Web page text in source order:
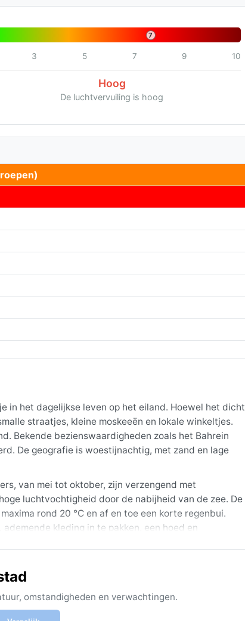
7
3 5 7 9 10
Hoog
De luchtvervuiling is hoog
in het dagelijkse leven op het eiland. Hoewel het dicht
straatjes, kleine moskeeën en lokale winkeltjes.
Bekende bezienswaardigheden zoals het Bahrein
De geografie is woestijnachtig, met zand en lage
van mei tot oktober, zijn verzengend met
luchtvochtigheid door de nabijheid van de zee. De
rond 20 °C en af en toe een korte regenbui.
kleding in te pakken, een hoed en
stofwolken op jaagt en het zicht kan beperken.
extreme weersomstandigheden kent, zorgt de
van het woestijnklimaat.
omstandigheden en verwachtingen.